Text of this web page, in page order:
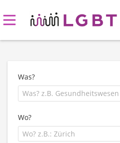
Was?
Wo?